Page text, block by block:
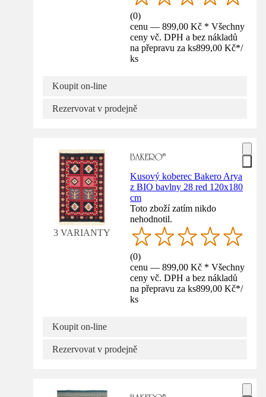
(0)
cenu — 899,00 Kč * Všechny
ceny vč. DPH a bez nákladů
na přepravu za ks899,00 Kč*/
ks
Koupit on-line
Rezervovat v prodejně
3 VARIANTY
Kusový koberec Bakero Arya
z BIO bavlny 28 red 120x180
cm
Toto zboží zatím nikdo
nehodnotil.
(0)
cenu — 899,00 Kč * Všechny
ceny vč. DPH a bez nákladů
na přepravu za ks899,00 Kč*/
ks
Koupit on-line
Rezervovat v prodejně